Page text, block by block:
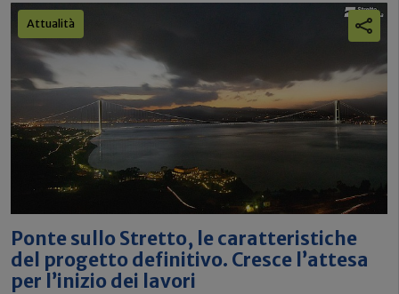
Attualità
Ponte sullo Stretto, le caratteristiche
del progetto definitivo. Cresce l’attesa
per l’inizio dei lavori